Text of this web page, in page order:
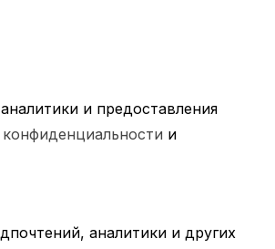
и предоставления
и
аналитики и других